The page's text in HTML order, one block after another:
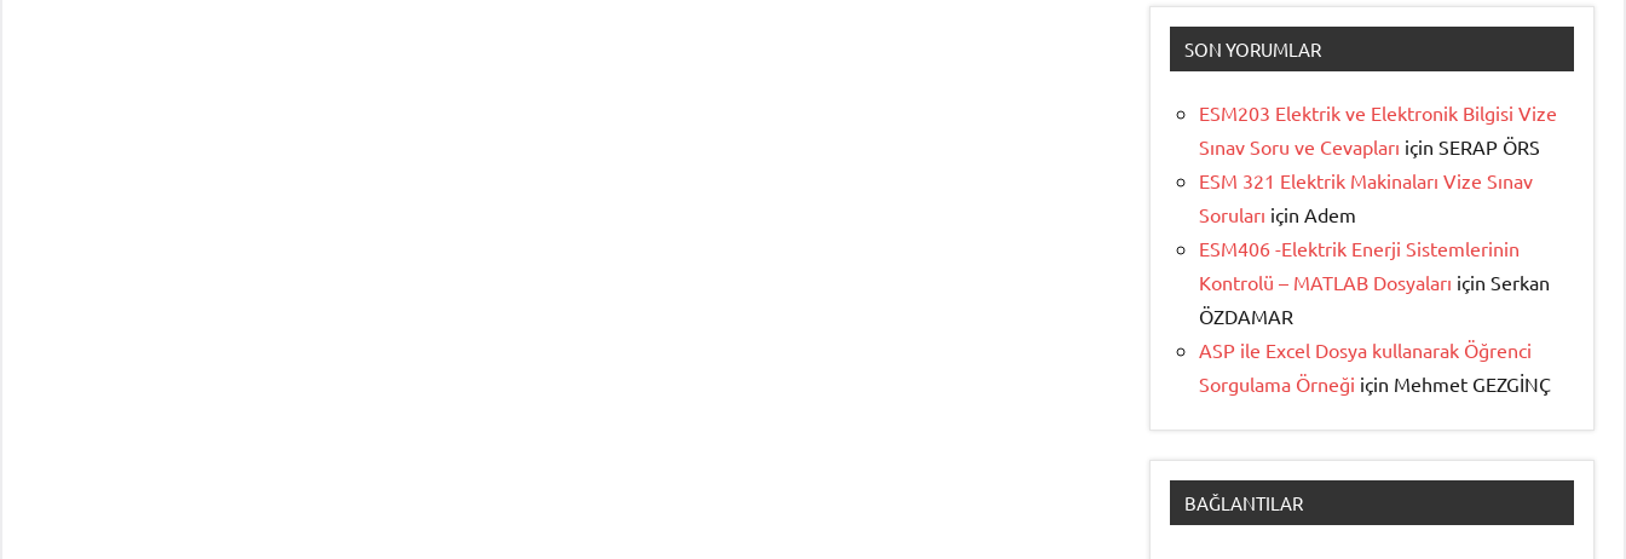
SON YORUMLAR
ESM203 Elektrik ve Elektronik Bilgisi Vize
Sınav Soru ve Cevapları için SERAP ÖRS
ESM 321 Elektrik Makinaları Vize Sınav
Soruları için Adem
ESM406 -Elektrik Enerji Sistemlerinin
Kontrolü – MATLAB Dosyaları için Serkan
ÖZDAMAR
ASP ile Excel Dosya kullanarak Öğrenci
Sorgulama Örneği için Mehmet GEZGİNÇ
BAĞLANTILAR